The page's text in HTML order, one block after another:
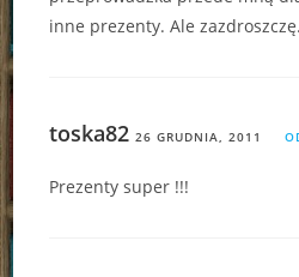
inne prezenty. Ale
toska82 26 GRUDNIA, 2011
Prezenty super !!!